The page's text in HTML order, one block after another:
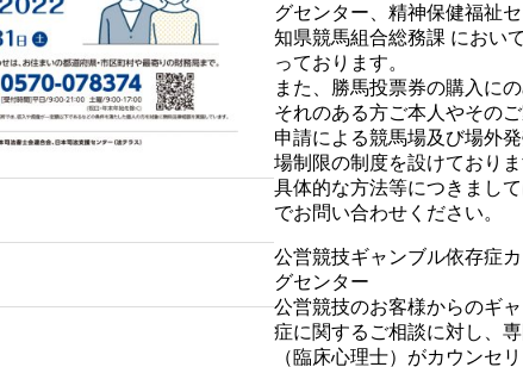
グセンター、精神保健福祉
知県競馬組合総務課 におい
っております。
また、勝馬投票券の購入に
それのある方ご本人やその
申請による競馬場及び場外
場制限の制度を設けておりま
具体的な方法等につきまし
でお問い合わせください。
公営競技ギャンブル依存症
グセンター
公営競技のお客様からのギ
症に関するご相談に対し、
（臨床心理士）がカウンセ